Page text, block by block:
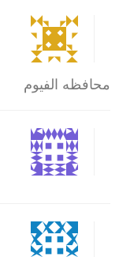
محافظه الفيوم